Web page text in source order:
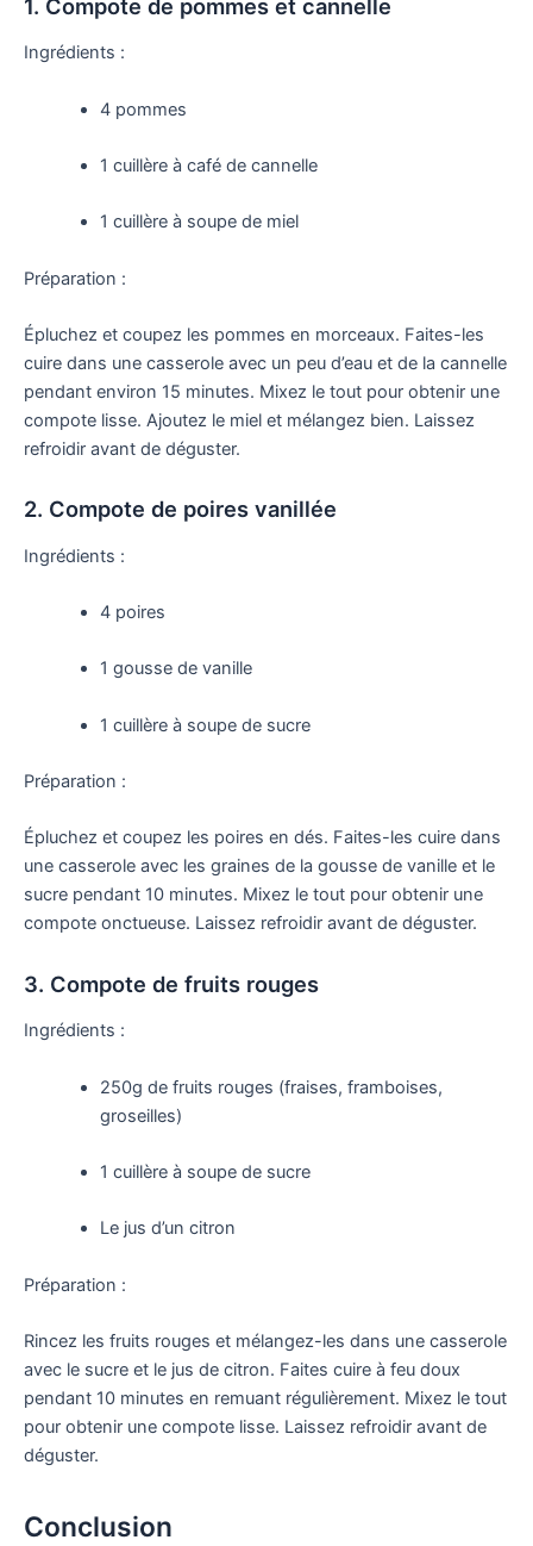
1. Compote de pommes et cannelle
Ingrédients :
4 pommes
1 cuillère à café de cannelle
1 cuillère à soupe de miel
Préparation :
Épluchez et coupez les pommes en morceaux. Faites-les
cuire dans une casserole avec un peu d’eau et de la cannelle
pendant environ 15 minutes. Mixez le tout pour obtenir une
compote lisse. Ajoutez le miel et mélangez bien. Laissez
refroidir avant de déguster.
2. Compote de poires vanillée
Ingrédients :
4 poires
1 gousse de vanille
1 cuillère à soupe de sucre
Préparation :
Épluchez et coupez les poires en dés. Faites-les cuire dans
une casserole avec les graines de la gousse de vanille et le
sucre pendant 10 minutes. Mixez le tout pour obtenir une
compote onctueuse. Laissez refroidir avant de déguster.
3. Compote de fruits rouges
Ingrédients :
250g de fruits rouges (fraises, framboises,
groseilles)
1 cuillère à soupe de sucre
Le jus d’un citron
Préparation :
Rincez les fruits rouges et mélangez-les dans une casserole
avec le sucre et le jus de citron. Faites cuire à feu doux
pendant 10 minutes en remuant régulièrement. Mixez le tout
pour obtenir une compote lisse. Laissez refroidir avant de
déguster.
Conclusion